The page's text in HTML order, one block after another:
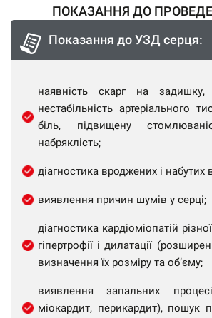
ПОКАЗАННЯ ДО
Показання до УЗД серця:
наявність скарг на задишку,
нестабільність артеріального
біль, підвищену
набряклість;
діагностика вроджених і набутих
виявлення причин шумів у серці;
діагностика кардіоміопатій
гіпертрофії і дилатації
визначення їх розміру та об’єму;
виявлення запальних
міокардит, перикардит), пошук